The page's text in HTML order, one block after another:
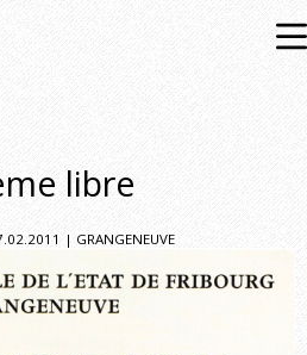
libre
| GRANGENEUVE